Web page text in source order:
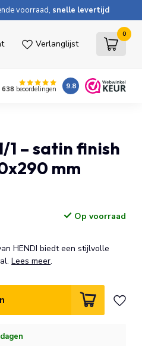
voorraad, snelle levertijd
Verlanglijst
0
638 beoordelingen 9.8
1 – satin finish
mm
Op voorraad
HENDI biedt een stijlvolle
Lees meer.